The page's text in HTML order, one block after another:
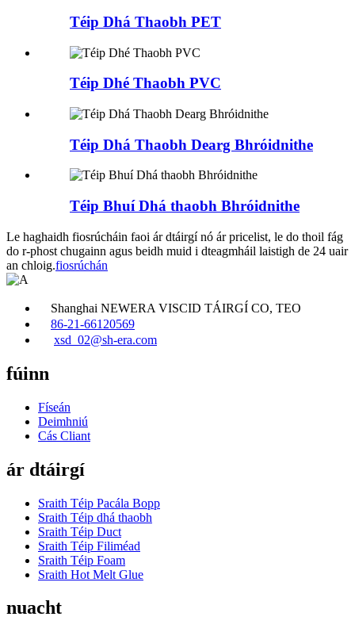
Téip Dhá Thaobh PET
Téip Dhé Thaobh PVC
Téip Dhá Thaobh Dearg Bhróidnithe
Téip Bhuí Dhá thaobh Bhróidnithe
Le haghaidh fiosrúcháin faoi ár dtáirgí nó ár pricelist, le do thoil fág
do r-phost chugainn agus beidh muid i dteagmháil laistigh de 24 uair
an chloig.fiosrúchán
Shanghai NEWERA VISCID TÁIRGÍ CO, TEO
86-21-66120569
xsd_02@sh-era.com
fúinn
Físeán
Deimhniú
Cás Cliant
ár dtáirgí
Sraith Téip Pacála Bopp
Sraith Téip dhá thaobh
Sraith Téip Duct
Sraith Téip Filiméad
Sraith Téip Foam
Sraith Hot Melt Glue
nuacht